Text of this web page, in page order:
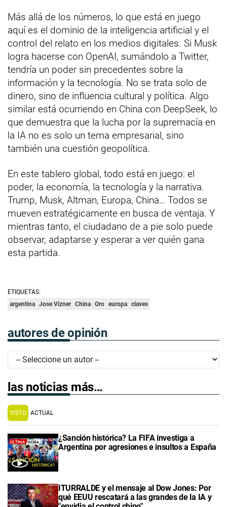
Más allá de los números, lo que está en juego
aquí es el dominio de la inteligencia artificial y el
control del relato en los medios digitales. Si Musk
logra hacerse con OpenAI, sumándolo a Twitter,
tendría un poder sin precedentes sobre la
información y la tecnología. No se trata solo de
dinero, sino de influencia cultural y política. Algo
similar está ocurriendo en China con DeepSeek, lo
que demuestra que la lucha por la supremacía en
la IA no es solo un tema empresarial, sino
también una cuestión geopolítica.
En este tablero global, todo está en juego: el
poder, la economía, la tecnología y la narrativa.
Trump, Musk, Altman, Europa, China… Todos se
mueven estratégicamente en busca de ventaja. Y
mientras tanto, el ciudadano de a pie solo puede
observar, adaptarse y esperar a ver quién gana
esta partida.
ETIQUETAS:
argentina Jose Vizner China Oro europa claves
autores de opinión
las noticias más…
VISTO ACTUAL
¿Sanción histórica? La FIFA investiga a
Argentina por agresiones e insultos a España
ITURRALDE y el mensaje al Dow Jones: Por
qué EEUU rescatará a las grandes de la IA y